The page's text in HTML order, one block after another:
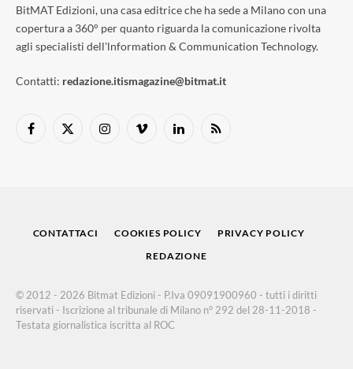
BitMAT Edizioni, una casa editrice che ha sede a Milano con una
copertura a 360° per quanto riguarda la comunicazione rivolta
agli specialisti dell'lnformation & Communication Technology.
Contatti: redazione.itismagazine@bitmat.it
Facebook
X
InstagramVimeo LinkedInRSS
CONTATTACI COOKIES POLICY
PRIVACY POLICY
REDAZIONE
© 2012 - 2026 Bitmat Edizioni - P.Iva 09091900960 - tutti i diritti
riservati - Iscrizione al tribunale di Milano n° 292 del 28-11-2018 -
Testata giornalistica iscritta al ROC